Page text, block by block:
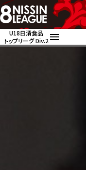
U18日清食品
トップリーグ Div.2